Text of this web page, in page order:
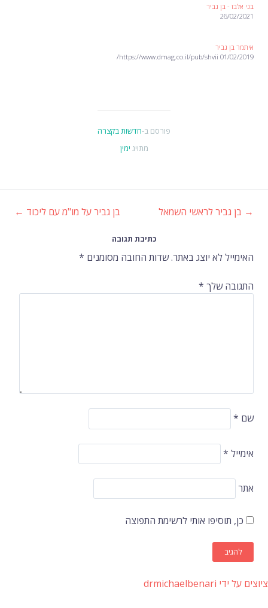
בני אלבז - בן גביר
26/02/2021
איתמר בן גביר
01/02/2019 https://www.dmag.co.il/pub/shvii/
פורסם ב-חדשות בקצרה
מתויג ימין
ניווט
ברשומות
→ בן גביר לראשי השמאל בן גביר על מו"מ עם ליכוד ←
כתיבת תגובה
האימייל לא יוצג באתר.שדות החובה מסומנים *
התגובה שלך *
שם *
אימייל *
אתר
כן, תוסיפו אותי לרשימת התפוצה
ציוצים על ידי drmichaelbenari